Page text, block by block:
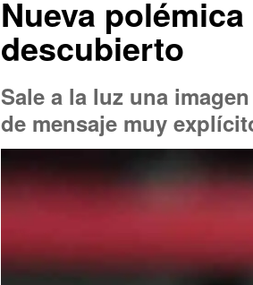
Nueva
descubierto
Sale a la luz una
de mensaje muy